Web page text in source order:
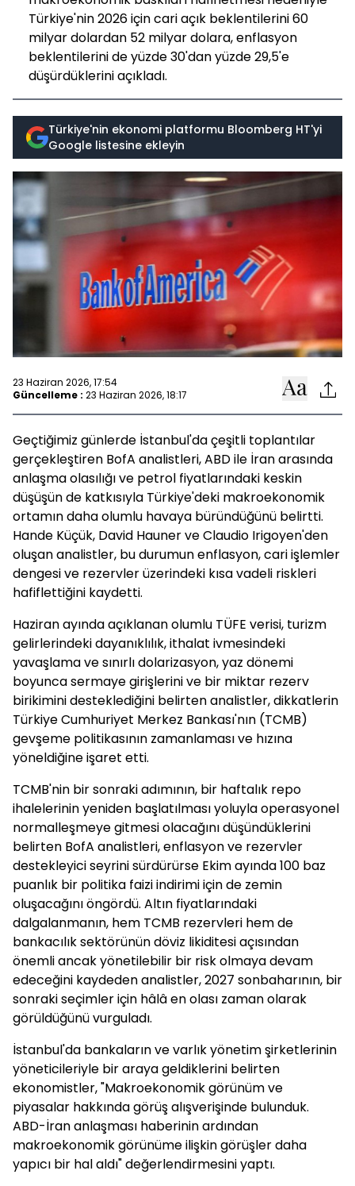
Türkiye'nin 2026 için cari açık beklentilerini 60
milyar dolardan 52 milyar dolara, enflasyon
beklentilerini de yüzde 30'dan yüzde 29,5'e
düşürdüklerini açıkladı.
Türkiye'nin ekonomi platformu Bloomberg HT'yi
Google listesine ekleyin
23 Haziran 2026, 17:54
Güncelleme : 23 Haziran 2026, 18:17
Geçtiğimiz günlerde İstanbul'da çeşitli toplantılar
gerçekleştiren BofA analistleri, ABD ile İran arasında
anlaşma olasılığı ve petrol fiyatlarındaki keskin
düşüşün de katkısıyla Türkiye'deki makroekonomik
ortamın daha olumlu havaya büründüğünü belirtti.
Hande Küçük, David Hauner ve Claudio Irigoyen'den
oluşan analistler, bu durumun enflasyon, cari işlemler
dengesi ve rezervler üzerindeki kısa vadeli riskleri
hafiflettiğini kaydetti.
Haziran ayında açıklanan olumlu TÜFE verisi, turizm
gelirlerindeki dayanıklılık, ithalat ivmesindeki
yavaşlama ve sınırlı dolarizasyon, yaz dönemi
boyunca sermaye girişlerini ve bir miktar rezerv
birikimini desteklediğini belirten analistler, dikkatlerin
Türkiye Cumhuriyet Merkez Bankası'nın (TCMB)
gevşeme politikasının zamanlaması ve hızına
yöneldiğine işaret etti.
TCMB'nin bir sonraki adımının, bir haftalık repo
ihalelerinin yeniden başlatılması yoluyla operasyonel
normalleşmeye gitmesi olacağını düşündüklerini
belirten BofA analistleri, enflasyon ve rezervler
destekleyici seyrini sürdürürse Ekim ayında 100 baz
puanlık bir politika faizi indirimi için de zemin
oluşacağını öngördü. Altın fiyatlarındaki
dalgalanmanın, hem TCMB rezervleri hem de
bankacılık sektörünün döviz likiditesi açısından
önemli ancak yönetilebilir bir risk olmaya devam
edeceğini kaydeden analistler, 2027 sonbaharının, bir
sonraki seçimler için hâlâ en olası zaman olarak
görüldüğünü vurguladı.
İstanbul'da bankaların ve varlık yönetim şirketlerinin
yöneticileriyle bir araya geldiklerini belirten
ekonomistler, "Makroekonomik görünüm ve
piyasalar hakkında görüş alışverişinde bulunduk.
ABD-İran anlaşması haberinin ardından
makroekonomik görünüme ilişkin görüşler daha
yapıcı bir hal aldı" değerlendirmesini yaptı.